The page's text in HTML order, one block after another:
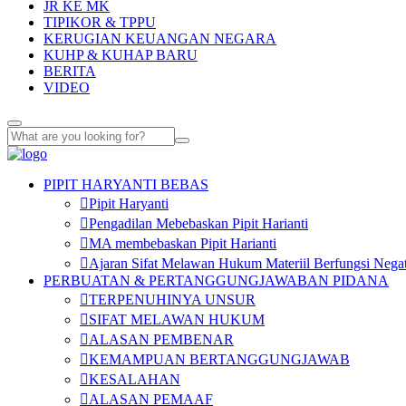
JR KE MK
TIPIKOR & TPPU
KERUGIAN KEUANGAN NEGARA
KUHP & KUHAP BARU
BERITA
VIDEO
PIPIT HARYANTI BEBAS
Pipit Haryanti
Pengadilan Mebebaskan Pipit Harianti
MA membebaskan Pipit Harianti
Ajaran Sifat Melawan Hukum Materiil Berfungsi
PERBUATAN & PERTANGGUNGJAWABAN PIDANA
TERPENUHINYA UNSUR
SIFAT MELAWAN HUKUM
ALASAN PEMBENAR
KEMAMPUAN BERTANGGUNGJAWAB
KESALAHAN
ALASAN PEMAAF